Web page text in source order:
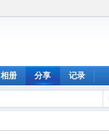
相册 分享 记录